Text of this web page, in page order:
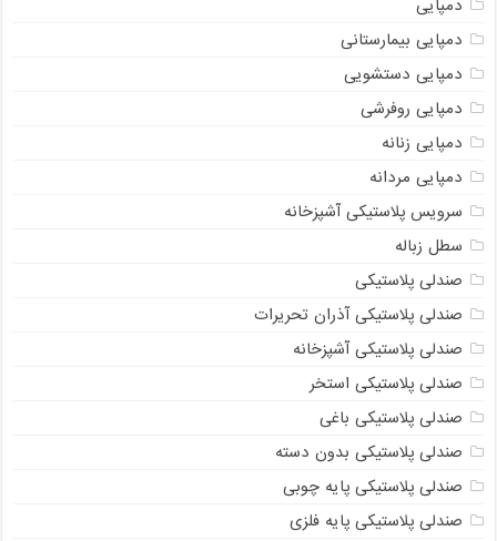
دمپایی
دمپایی بیمارستانی
دمپایی دستشویی
دمپایی روفرشی
دمپایی زنانه
دمپایی مردانه
سرویس پلاستیکی آشپزخانه
سطل زباله
صندلی پلاستیکی
صندلی پلاستیکی آذران تحریرات
صندلی پلاستیکی آشپزخانه
صندلی پلاستیکی استخر
صندلی پلاستیکی باغی
صندلی پلاستیکی بدون دسته
صندلی پلاستیکی پایه چوبی
صندلی پلاستیکی پایه فلزی